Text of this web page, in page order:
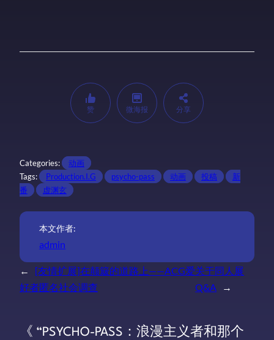
赞 微海报 分享
Categories:
动画
Tags:
Production.I.G psycho-pass 动画 投稿
新
番
虚渊玄
本文作者:
admin
←
[友情扩展]在颠簸的道路上——ACG爱
好者匿名社会调查
关于同人展
Q&A
→
《 “PSYCHO-PASS：浪漫主义者和那个